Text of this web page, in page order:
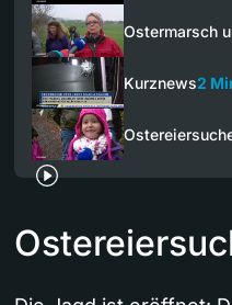
Ostermarsch
Kurznews2